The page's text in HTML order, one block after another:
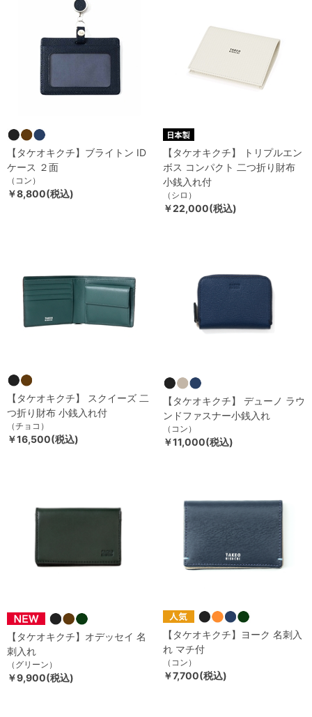
【タケオキクチ】ブライトン ID
ケース ２面
（コン）
￥8,800(税込)
【タケオキクチ】 トリプルエン
ボス コンパクト 二つ折り財布
小銭入れ付
（シロ）
￥22,000(税込)
【タケオキクチ】 スクイーズ 二
つ折り財布 小銭入れ付
（チョコ）
￥16,500(税込)
【タケオキクチ】 デューノ ラウ
ンドファスナー小銭入れ
（コン）
￥11,000(税込)
【タケオキクチ】オデッセイ 名
刺入れ
（グリーン）
￥9,900(税込)
【タケオキクチ】ヨーク 名刺入
れ マチ付
（コン）
￥7,700(税込)